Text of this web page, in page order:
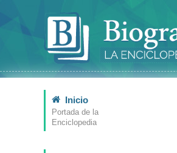
Inicio
Portada de la
Enciclopedia